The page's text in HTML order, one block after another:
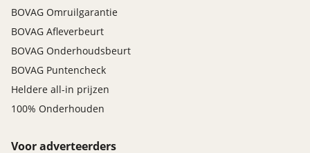
BOVAG Omruilgarantie
BOVAG Afleverbeurt
BOVAG Onderhoudsbeurt
BOVAG Puntencheck
Heldere all-in prijzen
100% Onderhouden
Voor adverteerders